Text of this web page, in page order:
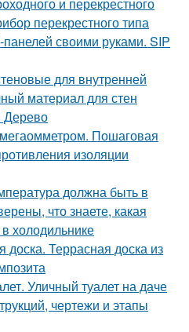
перекрестного типа
своими руками. SIP
для внутренней
материал для стен
Дерево
Пошаговая
изоляции
должна быть в
что знаете, какая
холодильнике
доска. Террасная доска из
Уличный туалет на даче
чертежи и этапы